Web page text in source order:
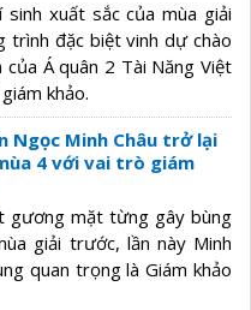
sinh xuất sắc của mùa giải
trình đặc biệt vinh dự chào
Á quân 2 Tài Năng Việt
khảo.
Ngọc Minh Châu trở lại
4 với vai trò giám
gương mặt từng gây bùng
giải trước, lần này Minh
quan trọng là Giám khảo